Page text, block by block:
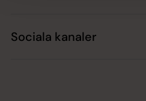
Sociala kanaler